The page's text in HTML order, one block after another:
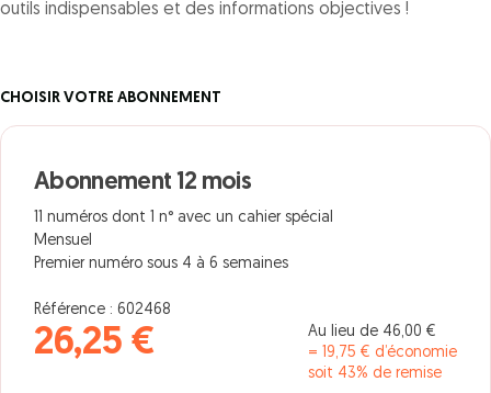
outils indispensables et des informations objectives !
CHOISIR VOTRE ABONNEMENT
Abonnement 12 mois
11 numéros dont 1 n° avec un cahier spécial
Mensuel
Premier numéro sous 4 à 6 semaines
Référence : 602468
26,25 €
Au lieu de 46,00 €
= 19,75 € d’économie
soit 43% de remise